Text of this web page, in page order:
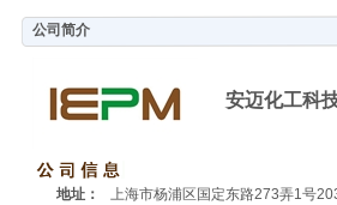
公司简介
安迈化工科
地址：
上海市杨浦区国定东路273弄1号